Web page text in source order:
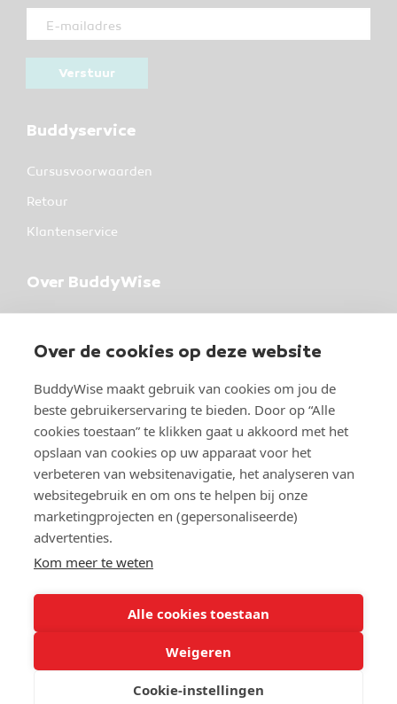
Over de cookies op deze website
BuddyWise maakt gebruik van cookies om jou de
beste gebruikerservaring te bieden. Door op “Alle
cookies toestaan” te klikken gaat u akkoord met het
opslaan van cookies op uw apparaat voor het
verbeteren van websitenavigatie, het analyseren van
websitegebruik en om ons te helpen bij onze
marketingprojecten en (gepersonaliseerde)
advertenties.
Kom meer te weten
Alle cookies toestaan
Weigeren
Cookie-instellingen
Schrijf je nu in!
Gratis proefles
Verstuur
Buddyservice
Cursusvoorwaarden
Retour
Klantenservice
Over BuddyWise
5981 NK Panningen
Over BuddyWise
Studeren bij BuddyWise
© Copyright 2026 BuddyWise
Toegankelijkheidsverklaring
Privacy- en cookieverklaring